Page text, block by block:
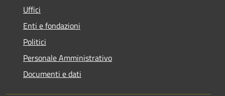
Uffici
Enti e fondazioni
Politici
Personale Amministrativo
Documenti e dati